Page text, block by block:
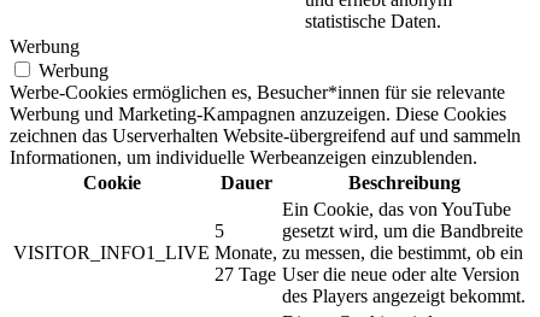
statistische Daten.
Werbung
Werbung
Werbe-Cookies ermöglichen es, Besucher*innen für sie relevante
Werbung und Marketing-Kampagnen anzuzeigen. Diese Cookies
zeichnen das Userverhalten Website-übergreifend auf und sammeln
Informationen, um individuelle Werbeanzeigen einzublenden.
Cookie
Dauer Beschreibung
VISITOR_INFO1_LIVE
5
Monate,
27 Tage
Ein Cookie, das von YouTube
gesetzt wird, um die Bandbreite
zu messen, die bestimmt, ob ein
User die neue oder alte Version
des Players angezeigt bekommt.